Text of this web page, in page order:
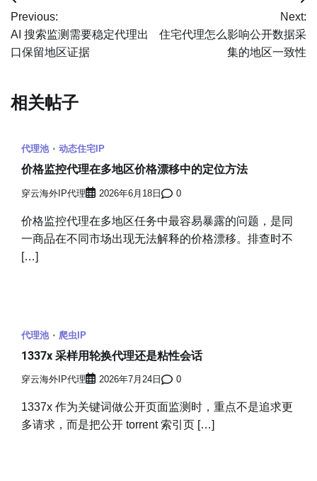
章
导
Previous:
AI 搜索监测需要稳定代理出
口保留地区证据
Next:
住宅代理怎么影响公开数据采
集的地区一致性
相关帖子
代理池 动态住宅IP
价格监控代理在多地区价格漂移中的定位方法
穿云海外IP代理 2026年6月18日 0
价格监控代理在多地区任务中最容易暴露的问题，是同
一商品在不同市场出现无法解释的价格漂移。排查时不
[…]
代理池 爬虫IP
1337x 采样用轮换代理还是粘性会话
穿云海外IP代理 2026年7月24日 0
1337x 作为关键词做公开页面监测时，重点不是追求更
多请求，而是把公开 torrent 索引页 […]